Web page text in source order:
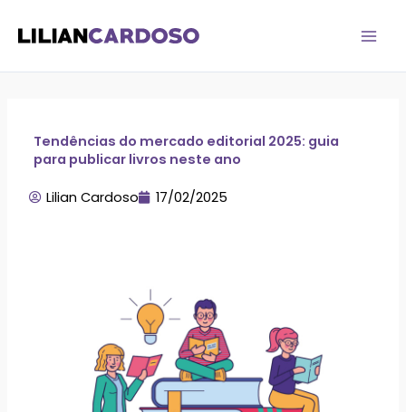
para
conteúdo
Tendências do mercado editorial 2025: guia
para publicar livros neste ano
Lilian Cardoso 17/02/2025